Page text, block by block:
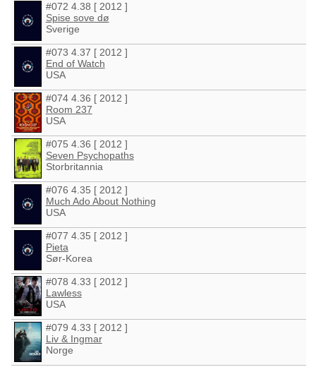
#072 4.38 [ 2012 ]
Spise sove dø
Sverige
#073 4.37 [ 2012 ]
End of Watch
USA
#074 4.36 [ 2012 ]
Room 237
USA
#075 4.36 [ 2012 ]
Seven Psychopaths
Storbritannia
#076 4.35 [ 2012 ]
Much Ado About Nothing
USA
#077 4.35 [ 2012 ]
Pieta
Sør-Korea
#078 4.33 [ 2012 ]
Lawless
USA
#079 4.33 [ 2012 ]
Liv & Ingmar
Norge